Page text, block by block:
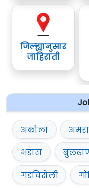
आणिसुरक्षा
अर्ज करण्याचा
डिसेंबर 2024
पद क्र. 3 साठी
स्वीकारले जातील.
सविस्तर
जाहिरात
अधिक माहिती
दिलेली आहे.
जिल्ह्यानुसार
जाहिराती
अकोला
भंडारा
गडचिरोली